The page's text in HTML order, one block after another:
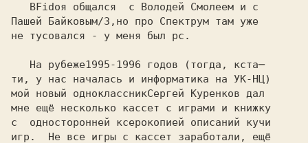
   В
Fidoя общался  с Володей Смолеем и с
Пашей Байковым/3, но про Спектрум там уже
не тусовался - у меня был pc.
   На рубеже
ти, у нас началась и информатика на УК-НЦ)
мой новый одноклассник
мне ещё несколько кассет с играми и книжку
с  односторонней ксерокопией описаний кучи
игр.  Не все игры с кассет заработали, ещё